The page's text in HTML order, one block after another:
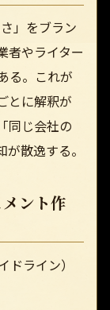
」をブラン
者やライター
る。これが
とに解釈が
同じ会社の
散逸する。
ント作
ライン）